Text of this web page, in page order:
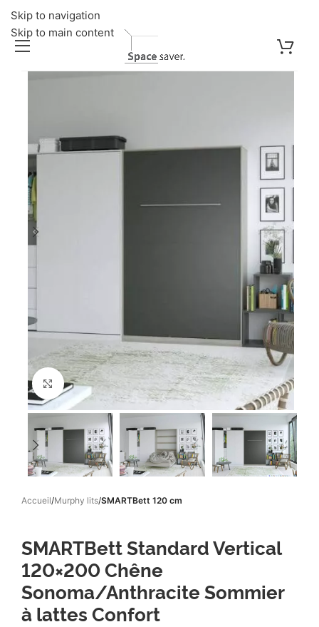
Skip to navigation
Skip to main content
Click to enlarge
Accueil Murphy lits SMARTBett 120 cm
SMARTBett Standard Vertical
120×200 Chêne
Sonoma/Anthracite Sommier
à lattes Confort